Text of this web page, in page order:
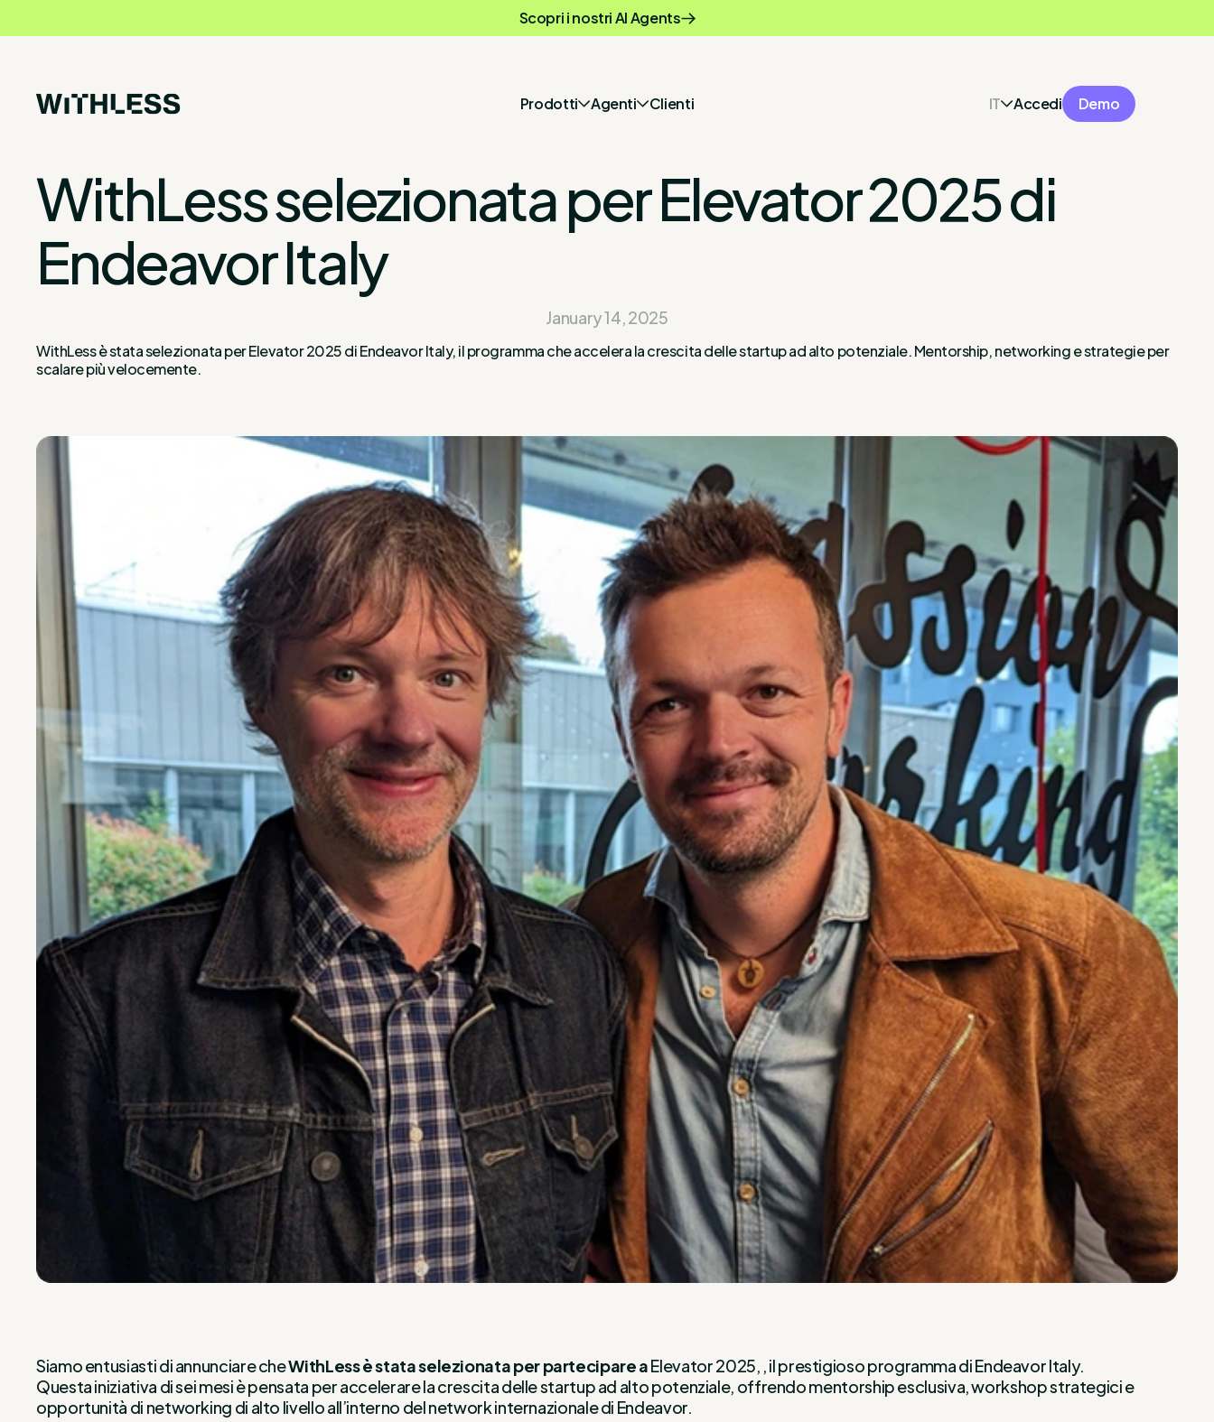
Scopri i nostri AI Agents
Prodotti Agenti Clienti IT Accedi Demo
WithLess selezionata per Elevator 2025 di
Endeavor Italy
January 14, 2025
WithLess è stata selezionata per Elevator 2025 di Endeavor Italy, il programma che accelera la crescita delle startup ad alto potenziale. Mentorship, networking e strategie per
scalare più velocemente.
Siamo entusiasti di annunciare cheWithLess è stata selezionata per partecipare aElevator 2025, , il prestigioso programma di Endeavor Italy.
Questa iniziativa di sei mesi è pensata per accelerare la crescita delle startup ad alto potenziale, offrendo mentorship esclusiva, workshop strategici e
opportunità di networking di alto livello all’interno del network internazionale di Endeavor.